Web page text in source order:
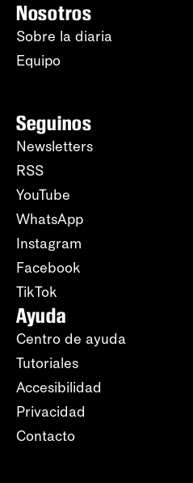
Nosotros
Sobre la diaria
Equipo
Seguinos
Newsletters
RSS
YouTube
WhatsApp
Instagram
Facebook
TikTok
Ayuda
Centro de ayuda
Tutoriales
Accesibilidad
Privacidad
Contacto